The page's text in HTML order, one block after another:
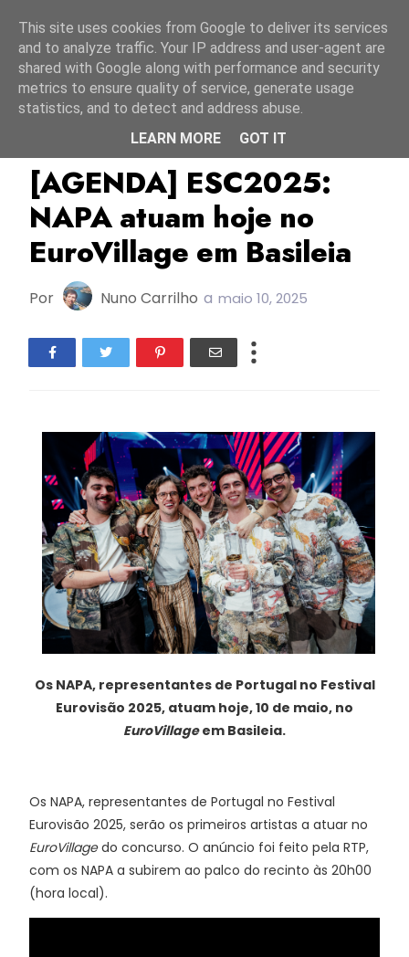
Eurovillage Napa
[AGENDA] ESC2025:
NAPA atuam hoje no
EuroVillage em Basileia
Por Nuno Carrilho a maio 10, 2025
Os NAPA, representantes de Portugal no Festival
Eurovisão 2025, atuam hoje, 10 de maio, no
EuroVillageem Basileia.
Os NAPA, representantes de Portugal no Festival
Eurovisão 2025, serão os primeiros artistas a atuar no
EuroVillagedo concurso. O anúncio foi feito pela RTP,
com os NAPA a subirem ao palco do recinto às 20h00
(hora local).
This site uses cookies from Google to deliver its services
and to analyze traffic. Your IP address and user-agent are
shared with Google along with performance and security
metrics to ensure quality of service, generate usage
statistics, and to detect and address abuse.
LEARN MORE
GOT IT